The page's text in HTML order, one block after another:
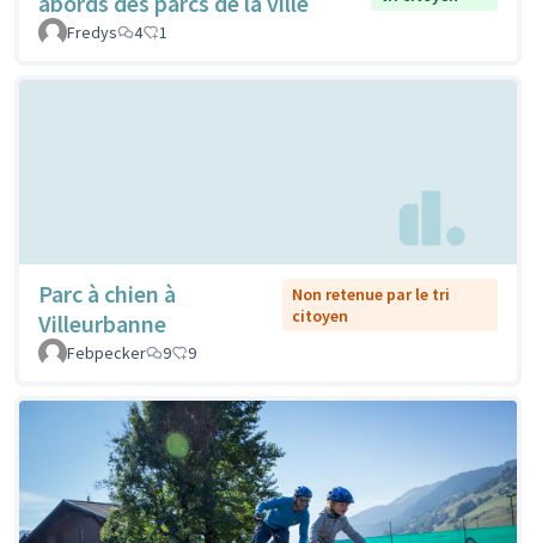
Fredys
4 1
Parc à chien à
Villeurbanne
Non retenue par le tri
citoyen
Febpecker
9 9